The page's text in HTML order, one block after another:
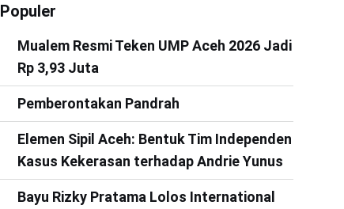
Populer
Mualem Resmi Teken UMP Aceh 2026 Jadi
Rp 3,93 Juta
Pemberontakan Pandrah
Elemen Sipil Aceh: Bentuk Tim Independen
Kasus Kekerasan terhadap Andrie Yunus
Bayu Rizky Pratama Lolos International